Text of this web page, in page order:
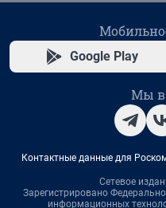
Google Play
Мы в
Контактные данные для
Сетевое
Зарегистрировано
информационных